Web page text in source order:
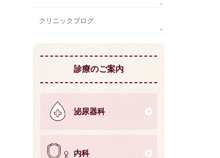
クリニックブログ
診療のご案内
泌尿器科
内科